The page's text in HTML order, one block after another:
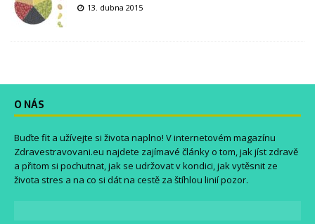
13. dubna 2015
O NÁS
Buďte fit a užívejte si života naplno! V internetovém magazínu
Zdravestravovani.eu najdete zajímavé články o tom, jak jíst zdravě
a přitom si pochutnat, jak se udržovat v kondici, jak vytěsnit ze
života stres a na co si dát na cestě za štíhlou linií pozor.